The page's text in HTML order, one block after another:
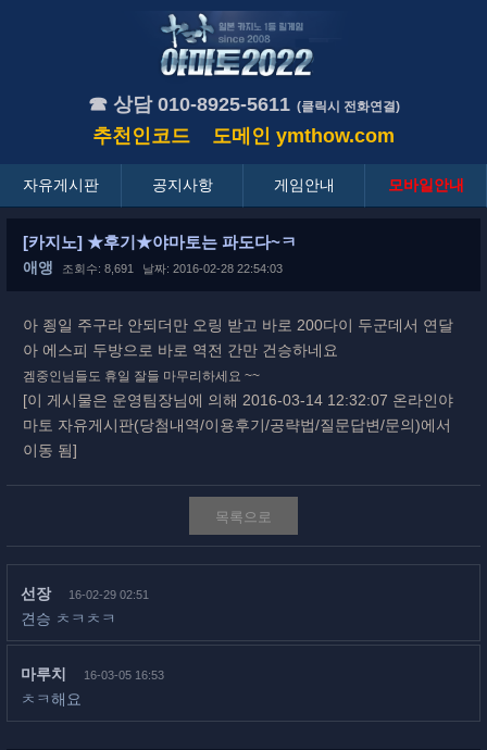
☎ 상담 010-8925-5611 (클릭시 전화연결)
추천인코드 도메인 ymthow.com
자유게시판 공지사항 게임안내 모바일안내
[카지노] ★후기★야마토는 파도다~ㅋ
애앵 조회수: 8,691 날짜: 2016-02-28 22:54:03
아 죙일 주구라 안되더만 오링 받고 바로 200다이 두군데서 연달
아 에스피 두방으로 바로 역전 간만 건승하네요
겜중인님들도 휴일 잘들 마무리하세요 ~~
[이 게시물은 운영팀장님에 의해 2016-03-14 12:32:07 온라인야
마토 자유게시판(당첨내역/이용후기/공략법/질문답변/문의)에서
이동 됨]
목록으로
선장 16-02-29 02:51
견승 ㅊㅋㅊㅋ
마루치 16-03-05 16:53
ㅊㅋ해요